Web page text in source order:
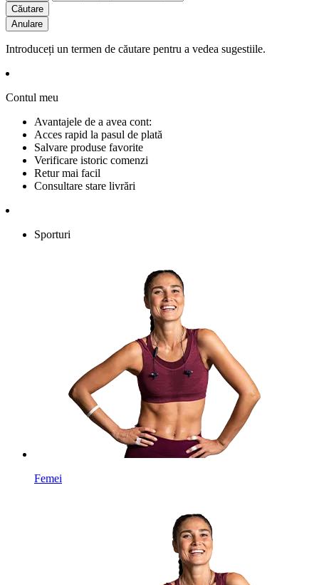
Căutare
Anulare
Introduceți un termen de căutare pentru a vedea sugestiile.
Contul meu
Avantajele de a avea cont:
Acces rapid la pasul de plată
Salvare produse favorite
Verificare istoric comenzi
Retur mai facil
Consultare stare livrări
Sporturi
Femei